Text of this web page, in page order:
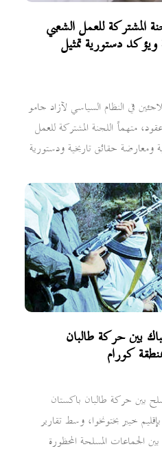
المشتركة للعمل الشعبي
دستورية تمثيل
في النظام السياسي لآزاد جامو
متهماً اللجنة المشتركة للعمل
ومعارضة حقائق تاريخية ودستورية
بين حركة طالبان
كورام
بين حركة طالبان باكستان
خيبر بختونخوا، وسط تقارير
الجماعات المسلحة المحظورة